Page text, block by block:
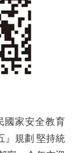
家安全教育
』規劃 堅持統